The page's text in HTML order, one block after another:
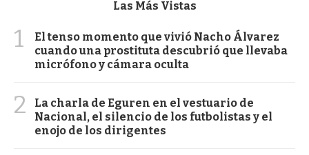
Las Más Vistas
1
El tenso momento que vivió Nacho Álvarez
cuando una prostituta descubrió que llevaba
micrófono y cámara oculta
2
La charla de Eguren en el vestuario de
Nacional, el silencio de los futbolistas y el
enojo de los dirigentes